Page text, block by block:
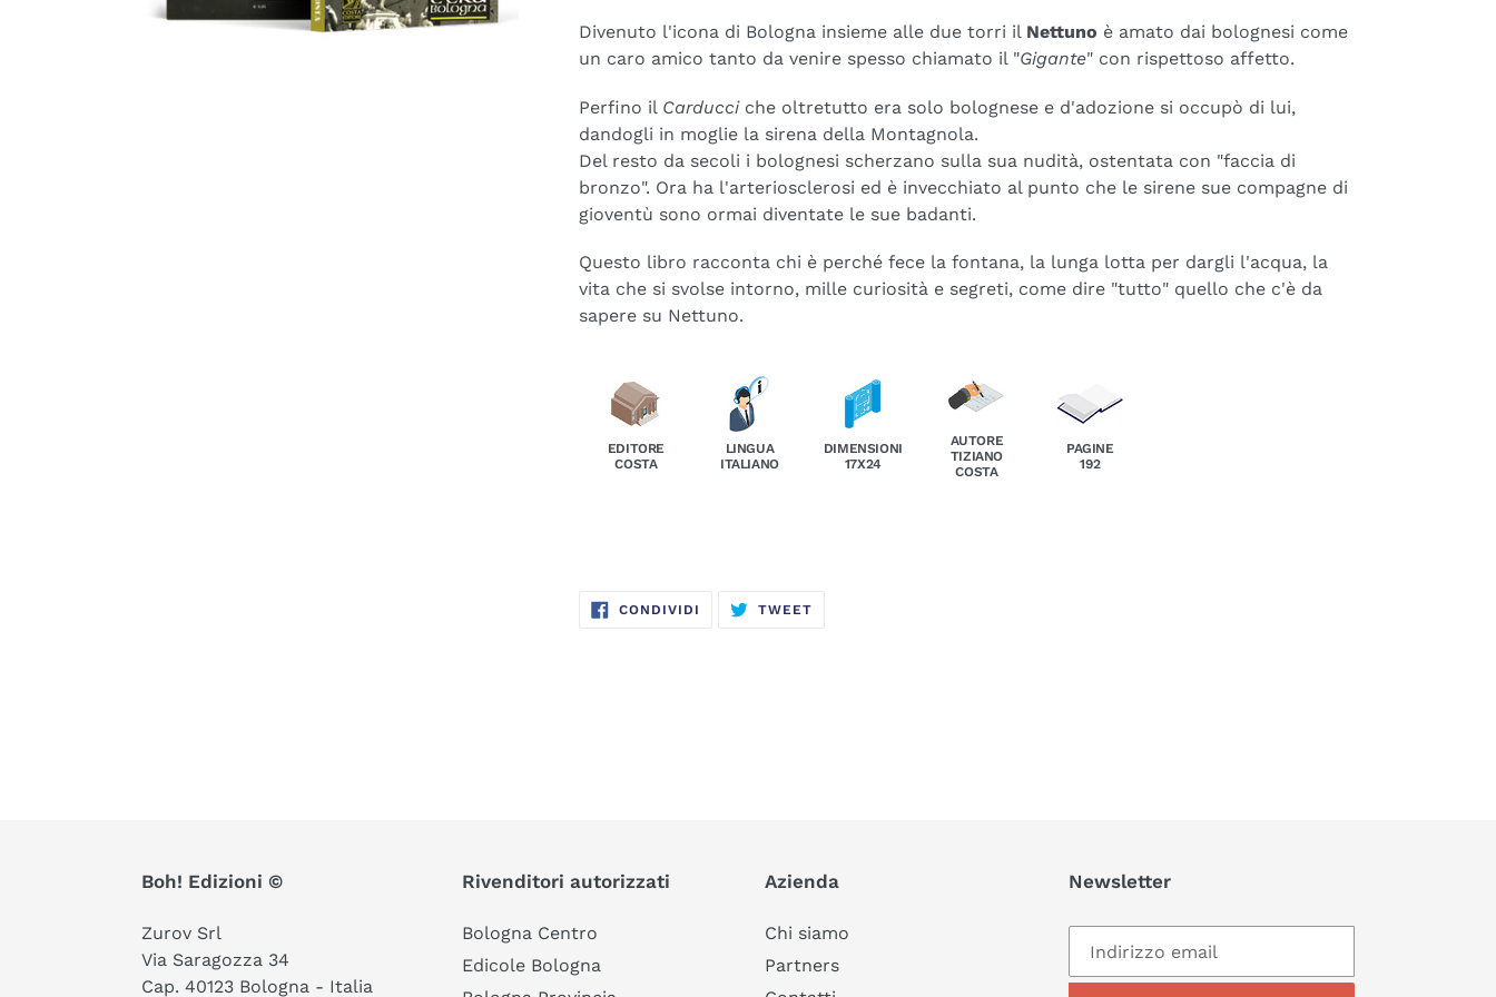
Divenuto l'icona di Bologna insieme alle due torri il Nettuno è amato dai bolognesi come
un caro amico tanto da venire spesso chiamato il "Gigante" con rispettoso affetto.
Perfino il Carducciche oltretutto era solo bolognese e d'adozione si occupò di lui,
dandogli in moglie la sirena della Montagnola.
Del resto da secoli i bolognesi scherzano sulla sua nudità, ostentata con "faccia di
bronzo". Ora ha l'arteriosclerosi ed è invecchiato al punto che le sirene sue compagne di
gioventù sono ormai diventate le sue badanti.
Questo libro racconta chi è perché fece la fontana, la lunga lotta per dargli l'acqua, la
vita che si svolse intorno, mille curiosità e segreti, come dire "tutto" quello che c'è da
sapere su Nettuno.
EDITORE
COSTA
LINGUA
ITALIANO
DIMENSIONI
17X24
AUTORE
TIZIANO
COSTA
PAGINE
192
CONDIVIDI CONDIVIDITWEETTWITTA
Boh! Edizioni ©
Zurov Srl
Via Saragozza 34
Cap. 40123 Bologna - Italia
Rivenditori autorizzati
Bologna Centro
Edicole Bologna
Azienda
Chi siamo
Partners
Newsletter